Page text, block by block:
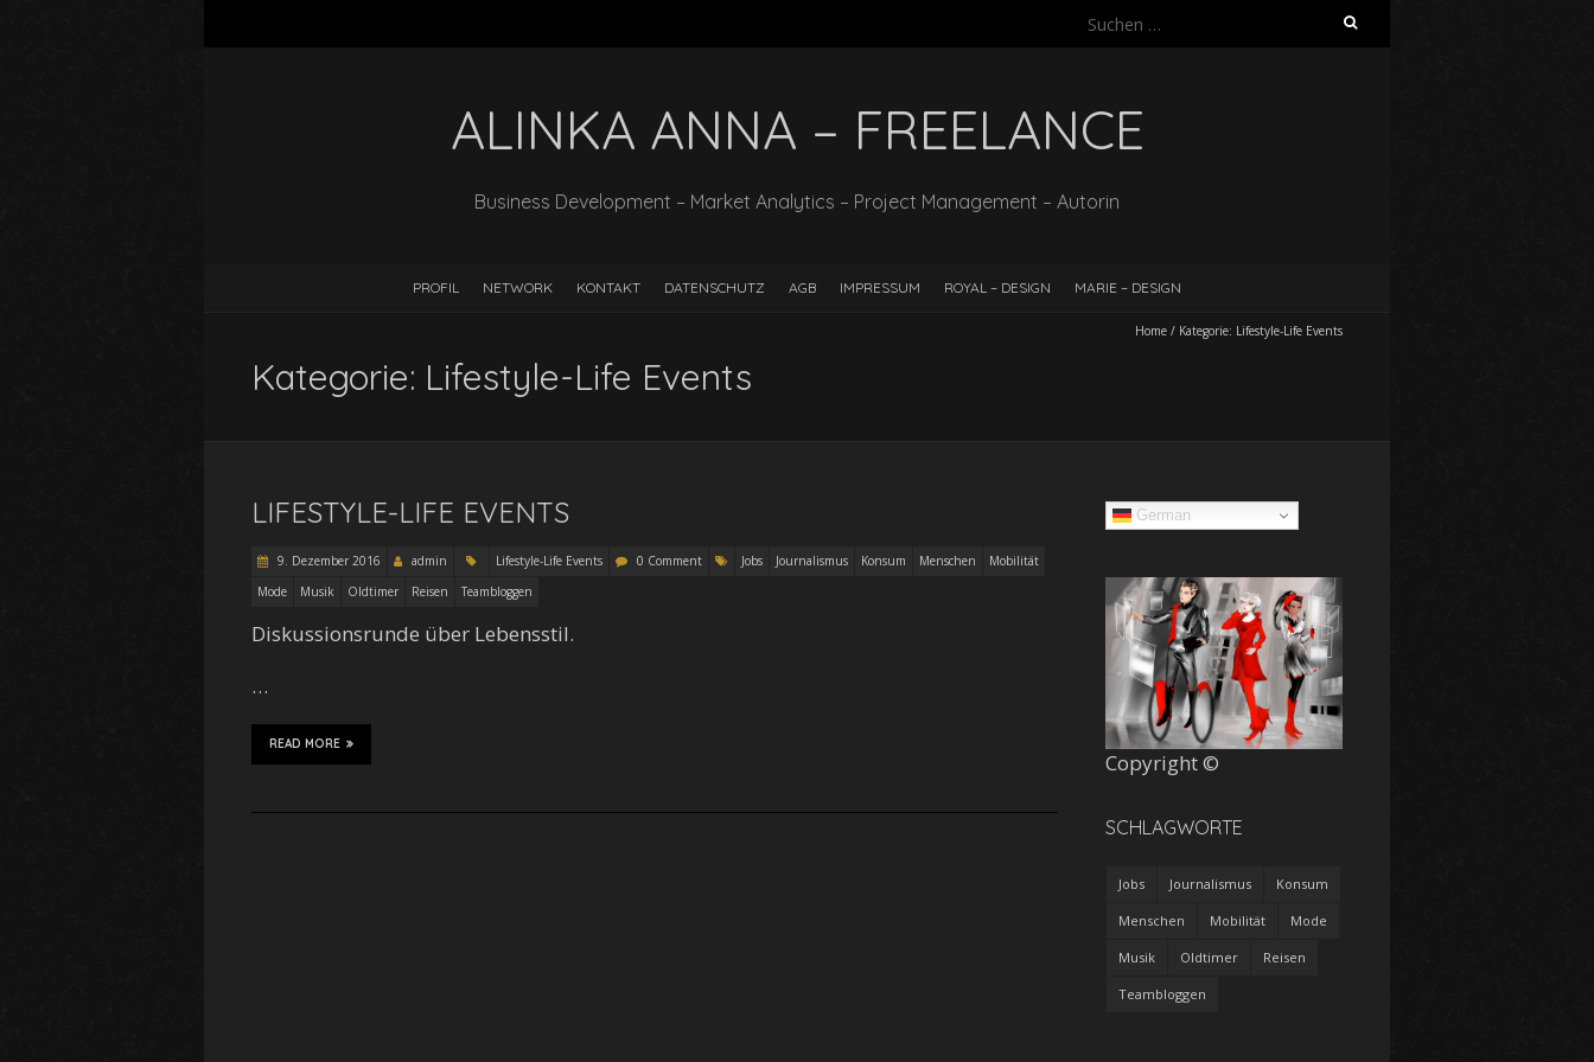
Suchen
ALINKA ANNA – FREELANCE
Business Development – Market Analytics – Project Management – Autorin
PROFIL NETWORK KONTAKT DATENSCHUTZ AGB IMPRESSUM ROYAL – DESIGN MARIE – DESIGN
Home / Kategorie: Lifestyle-Life Events
Kategorie: Lifestyle-Life Events
LIFESTYLE-LIFE EVENTS
9. Dezember 2016 admin Lifestyle-Life Events 0 Comment Jobs Journalismus Konsum Menschen
Mobilität
Mode
Musik Oldtimer Reisen Teambloggen
Diskussionsrunde über Lebensstil.
…
READ MORE
German
Copyright ©
SCHLAGWORTE
Jobs Journalismus Konsum
Menschen Mobilität Mode
Musik Oldtimer Reisen
Teambloggen